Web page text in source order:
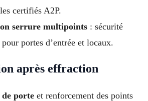
certifiés A2P.
serrure multipoints: sécurité
portes d’entrée et locaux.
après effraction
porteet renforcement des points